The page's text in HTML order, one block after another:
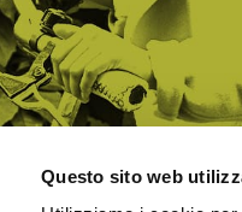
Questo sito web